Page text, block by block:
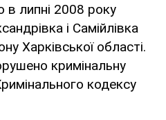
в липні 2008 року
і Самійлівка
Харківської області.
кримінальну
кодексу